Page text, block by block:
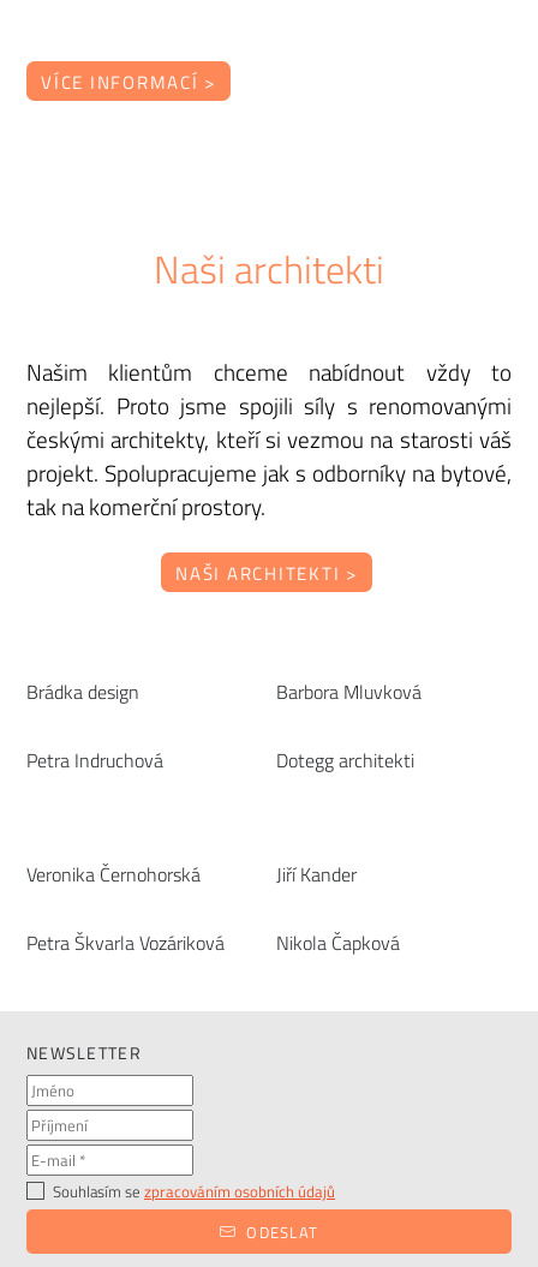
VÍCE INFORMACÍ >
Naši architekti
Našim klientům chceme nabídnout vždy to
nejlepší. Proto jsme spojili síly s renomovanými
českými architekty, kteří si vezmou na starosti váš
projekt. Spolupracujeme jak s odborníky na bytové,
tak na komerční prostory.
NAŠI ARCHITEKTI >
Brádka design Barbora Mluvková
Petra Indruchová Dotegg architekti
Veronika Černohorská Jiří Kander
Petra Škvarla Vozáriková Nikola Čapková
NEWSLETTER
Souhlasím se zpracováním osobních údajů
ODESLAT